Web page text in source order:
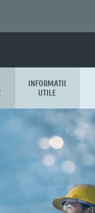
INFORMATII
UTILE